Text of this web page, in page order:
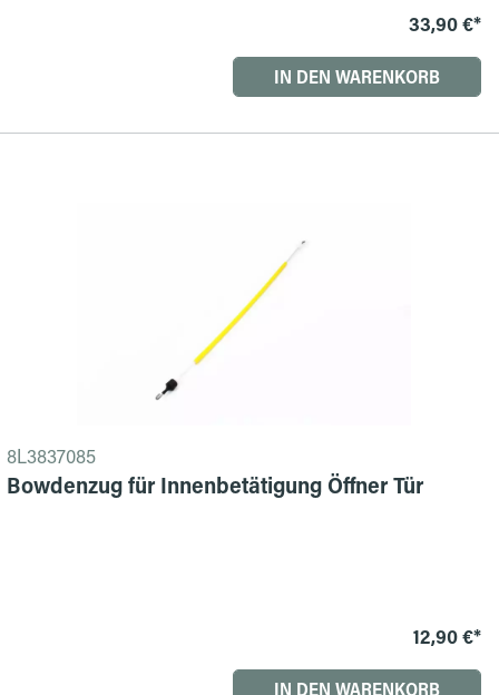
33,90 €*
IN DEN WARENKORB
8L3837085
Bowdenzug für Innenbetätigung Öffner Tür
12,90 €*
IN DEN WARENKORB